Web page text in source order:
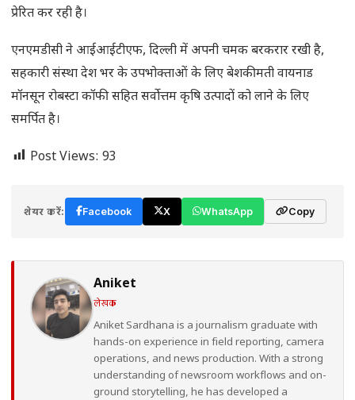
प्रेरित कर रही है।
एनएमडीसी ने आईआईटीएफ, दिल्ली में अपनी चमक बरकरार रखी है,
सहकारी संस्था देश भर के उपभोक्ताओं के लिए बेशकीमती वायनाड
मॉनसून रोबस्टा कॉफी सहित सर्वोत्तम कृषि उत्पादों को लाने के लिए
समर्पित है।
Post Views: 93
शेयर करें: Facebook X WhatsApp Copy
Aniket
लेखक
Aniket Sardhana is a journalism graduate with
hands-on experience in field reporting, camera
operations, and news production. With a strong
understanding of newsroom workflows and on-
ground storytelling, he has developed a